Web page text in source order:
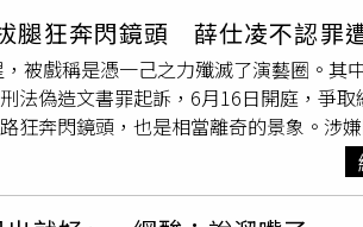
月原油日產量約為420萬桶，但到了6月
正希望擴大輸油管線運能，以降低對荷
）富查伊拉港（Port of Fujairah）的
《路透社》7月7日也引述知情人士報導
送能力增加200萬桶。對此，分析人士
根本上解決伊朗對區域能源基礎設施構
）13日接受《CNBC》節目訪問時曾
站、管線終端、輸油碼頭，以及管線的
香水以更加濃郁且富有層次的香氣
香材，營造出若即若離、令人忍不住想
再讓人深深著迷，成為今年最具話題性的
讓忙碌生活按下暫停鍵的一抹香氣。覺
，以東方禪學為靈感，將現代人在高壓
腿狂奔閃鏡頭 薛仕凌不認罪
被戲稱是憑一己之力殲滅了演藝圈。其
法偽造文書罪起訴，6月16日開庭，爭取
狂奔閃鏡頭，也是相當離奇的景象。涉
又再休團，加上他
庭時，在媒體鏡頭前再度公開道歉及表
財務困境，更慘的是，他去年初向交往14